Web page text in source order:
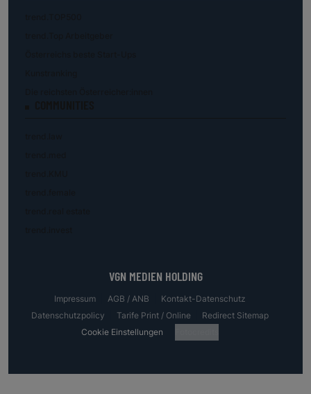
VGN MEDIEN HOLDING
Impressum AGB / ANB
Kontakt-Datenschutz
Datenschutzpolicy
Tarife Print / Online
Redirect Sitemap
Cookie Einstellungen